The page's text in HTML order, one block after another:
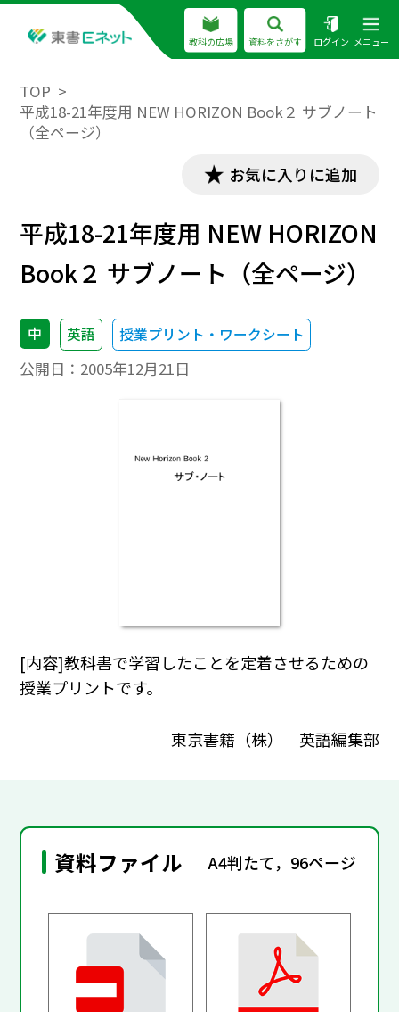
教科の広場 資料をさがす ログイン メニュー
TOP
平成18-21年度用 NEW HORIZON Book２ サブノート
（全ページ）
お気に入りに追加
平成18-21年度用 NEW HORIZON
Book２ サブノート（全ページ）
中 英語 授業プリント・ワークシート
公開日： 2005年12月21日
[内容]教科書で学習したことを定着させるための
授業プリントです。
東京書籍（株） 英語編集部
資料ファイル A4判たて，96ページ